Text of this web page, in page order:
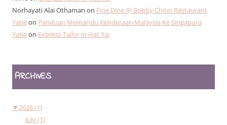
Norhayati Alai Othaman on Fine Dine @ Bobby Chinn Restaurant
Yatieon Panduan Memandu Kenderaan Malaysia Ke Singapura
Yatieon Express Tailor in Hat Yai
ARCHIVES
▼2026 (1)
July (1)